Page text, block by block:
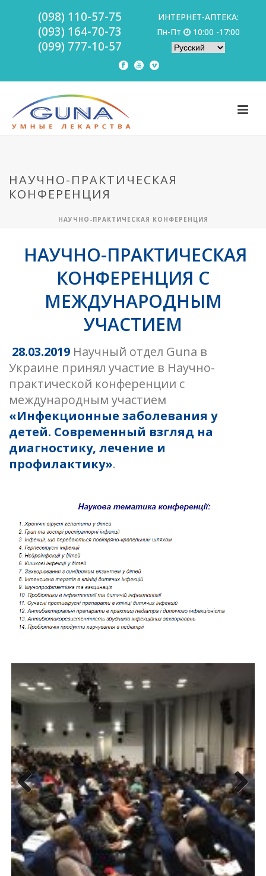
(098) 110-57-75
(093) 164-70-73
(099) 777-10-57
ИНТЕРНЕТ-АПТЕКА:
Пн-Пт
10:00 -17:00
НАУЧНО-ПРАКТИЧЕСКАЯ
КОНФЕРЕНЦИЯ
НАУЧНО-ПРАКТИЧЕСКАЯ КОНФЕРЕНЦИЯ
НАУЧНО-ПРАКТИЧЕСКАЯ
КОНФЕРЕНЦИЯ С
МЕЖДУНАРОДНЫМ
УЧАСТИЕМ
28.03.2019 Научный отдел Guna в
Украине принял участие в Научно-
практической конференции с
международным участием
«Инфекционные заболевания у
детей. Современный взгляд на
диагностику, лечение и
профилактику».
Previ
ous
Next